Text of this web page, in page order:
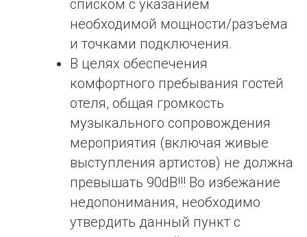
списком с указанием
необходимой мощности/разъёма
и точками подключения.
В целях обеспечения
комфортного пребывания гостей
отеля, общая громкость
музыкального сопровождения
мероприятия (включая живые
выступления артистов) не должна
превышать 90dB!!! Во избежание
недопонимания, необходимо
утвердить данный пункт с